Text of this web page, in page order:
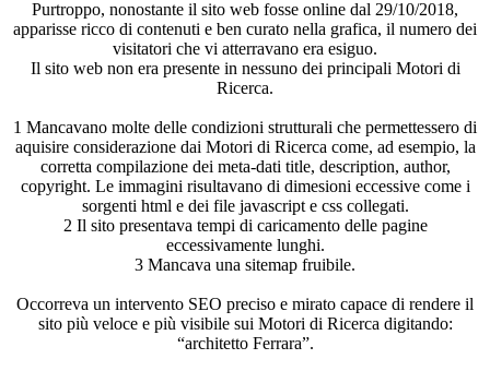
Purtroppo, nonostante il sito web fosse online dal 29/10/2018,
apparisse ricco di contenuti e ben curato nella grafica, il numero dei
visitatori che vi atterravano era esiguo.
Il sito web non era presente in nessuno dei principali Motori di
Ricerca.
1 Mancavano molte delle condizioni strutturali che permettessero di
aquisire considerazione dai Motori di Ricerca come, ad esempio, la
corretta compilazione dei meta-dati title, description, author,
copyright. Le immagini risultavano di dimesioni eccessive come i
sorgenti html e dei file javascript e css collegati.
2 Il sito presentava tempi di caricamento delle pagine
eccessivamente lunghi.
3 Mancava una sitemap fruibile.
Occorreva un intervento SEO preciso e mirato capace di rendere il
sito più veloce e più visibile sui Motori di Ricerca digitando:
“architetto Ferrara”.